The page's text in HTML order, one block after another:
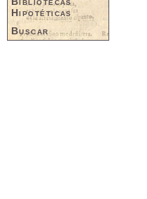
Hipotéticas
Buscar